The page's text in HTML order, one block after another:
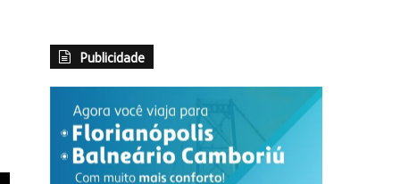
Publicidade